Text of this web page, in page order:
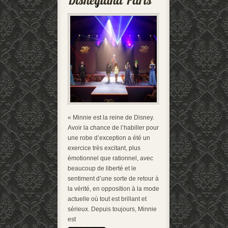
« Minnie est la reine de Disney.
Avoir la chance de l’habiller pour
une robe d’exception a été un
exercice très excitant, plus
émotionnel que rationnel, avec
beaucoup de liberté et le
sentiment d’une sorte de retour à
la vérité, en opposition à la mode
actuelle où tout est brillant et
sérieux. Depuis toujours, Minnie
est